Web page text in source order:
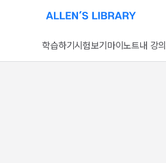
알렌의 서재 홈페이지로 이동
학습하기시험보기 마이노트내 강